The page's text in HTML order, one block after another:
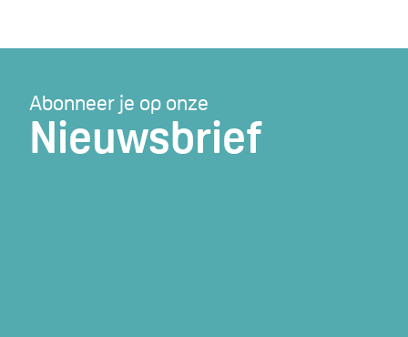
Abonneer je op onze
Nieuwsbrief